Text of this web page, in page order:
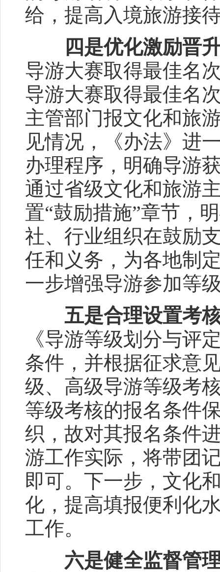
给，提高入境旅游接
四是优化激励晋
导游大赛取得最佳名
导游大赛取得最佳名
主管部门报文化和旅
见情况，《办法》进
办理程序，明确导游
通过省级文化和旅游
置“鼓励措施”章节，
社、行业组织在鼓励
任和义务，为各地制
一步增强导游参加等
五是合理设置考
《导游等级划分与评
条件，并根据征求意
级、高级导游等级考
等级考核的报名条件
织，故对其报名条件
游工作实际，将带团
即可。下一步，文化
化，提高填报便利化
工作。
六是健全监督管